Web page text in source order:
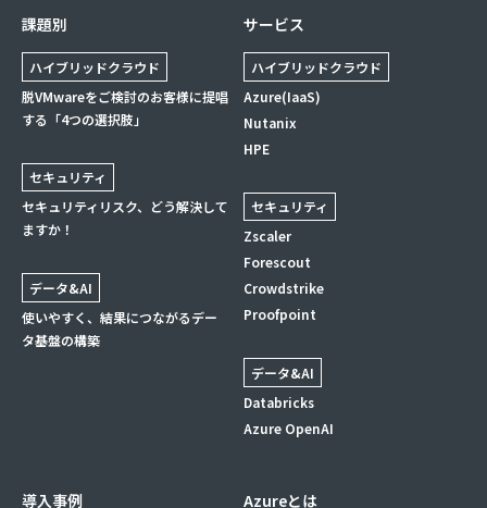
課題別
ハイブリッドクラウド
脱VMwareをご検討のお客様に提唱
する「4つの選択肢」
セキュリティ
セキュリティリスク、どう解決して
ますか！
データ&AI
使いやすく、結果につながるデー
タ基盤の構築
サービス
ハイブリッドクラウド
Azure(IaaS)
Nutanix
HPE
セキュリティ
Zscaler
Forescout
Crowdstrike
Proofpoint
データ&AI
Databricks
Azure OpenAI
導入事例
Azureとは